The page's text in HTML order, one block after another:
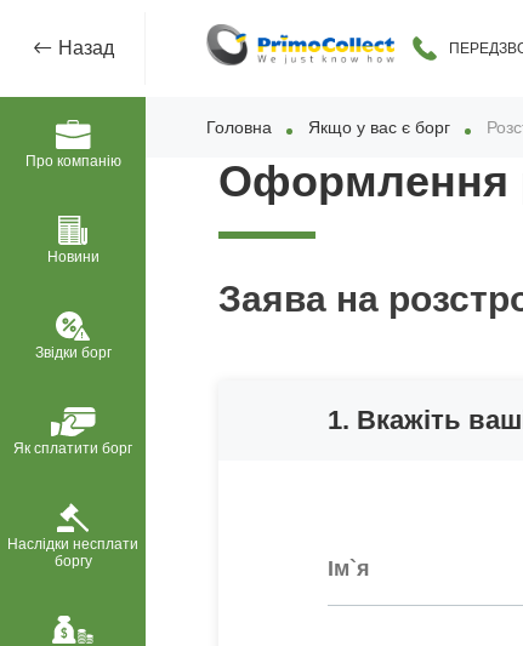
Назад
Про компанію
Новини
Звідки борг
Як сплатити борг
Наслідки несплати
боргу
Головна Якщо у вас є борг
Оформлення
Заява на
1. Вкажіть